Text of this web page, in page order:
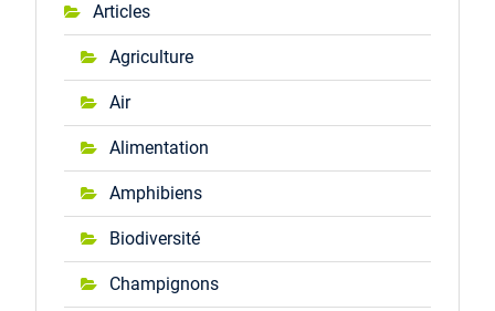
Articles
Agriculture
Air
Alimentation
Amphibiens
Biodiversité
Champignons